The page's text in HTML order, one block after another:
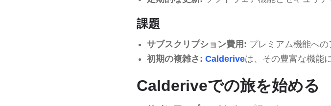
課題
サブスクリプション費用: プレミアム機能への
初期の複雑さ: Calderiveは、その豊富な機能
Calderiveでの旅を始める